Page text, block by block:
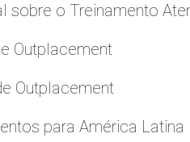
sobre o Treinamento
Outplacement
Outplacement
para América Latina